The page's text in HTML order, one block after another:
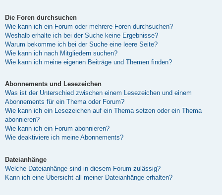
Die Foren durchsuchen
Wie kann ich ein Forum oder mehrere Foren durchsuchen?
Weshalb erhalte ich bei der Suche keine Ergebnisse?
Warum bekomme ich bei der Suche eine leere Seite?
Wie kann ich nach Mitgliedern suchen?
Wie kann ich meine eigenen Beiträge und Themen finden?
Abonnements und Lesezeichen
Was ist der Unterschied zwischen einem Lesezeichen und einem
Abonnements für ein Thema oder Forum?
Wie kann ich ein Lesezeichen auf ein Thema setzen oder ein Thema
abonnieren?
Wie kann ich ein Forum abonnieren?
Wie deaktiviere ich meine Abonnements?
Dateianhänge
Welche Dateianhänge sind in diesem Forum zulässig?
Kann ich eine Übersicht all meiner Dateianhänge erhalten?